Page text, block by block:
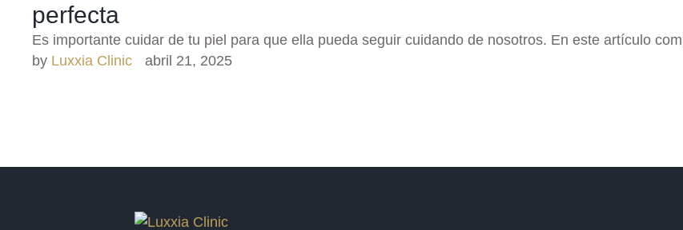
perfecta
Es importante cuidar de tu piel para que ella pueda seguir cuidando de nosotros. En este artículo
by Luxxia Clinic abril 21, 2025